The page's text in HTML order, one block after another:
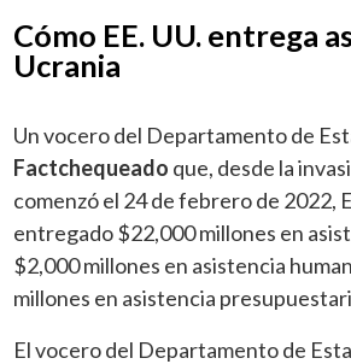
Cómo EE. UU. entrega
Ucrania
Un vocero del Departamento de
Factchequeado que, desde la
comenzó el 24 de febrero de 2022,
entregado $22,000 millones en
$2,000 millones en asistencia
millones en asistencia
El vocero del Departamento de